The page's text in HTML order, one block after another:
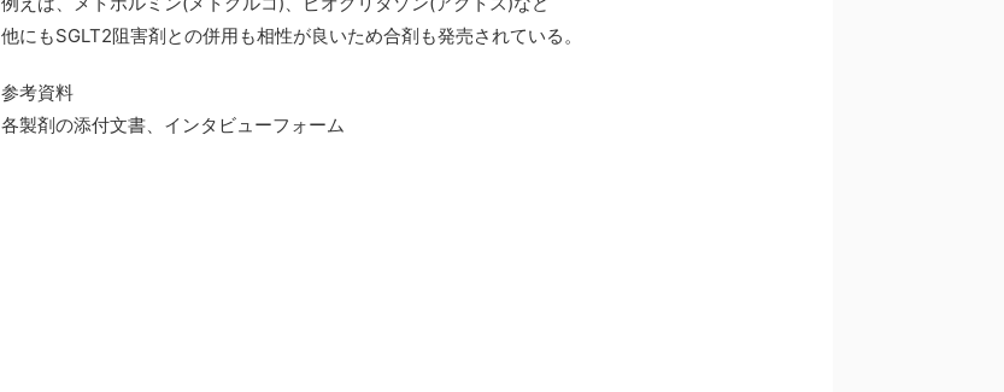
他にもSGLT2阻害剤との併用も相性が良いため合剤も発売されている。
参考資料
各製剤の添付文書、インタビューフォーム